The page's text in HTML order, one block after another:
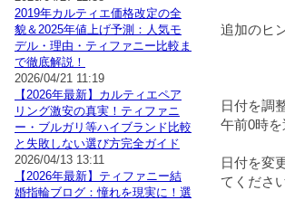
追加のヒ
日付を調
午前0時
日付を変
てくださ
2019年カルティエ価格改定の全
貌＆2025年値上げ予測：人気モ
デル・理由・ティファニー比較ま
で徹底解説！
2026/04/21 11:19
【2026年最新】カルティエペア
リング激安の真実！ティファニ
ー・ブルガリ等ハイブランド比較
と失敗しない選び方完全ガイド
2026/04/13 13:11
【2026年最新】ティファニー結
婚指輪ブログ：憧れを現実に！選